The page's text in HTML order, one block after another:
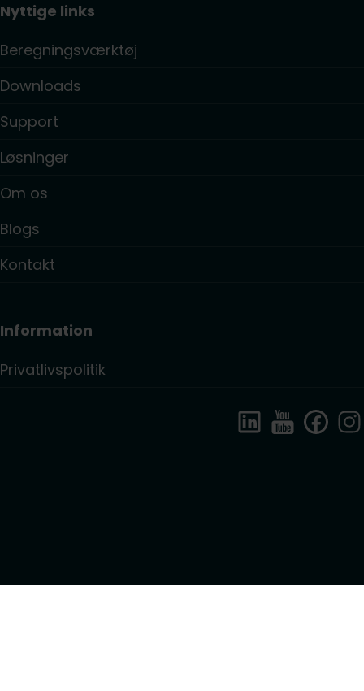
Nyttige links
Beregningsværktøj
Downloads
Support
Løsninger
Om os
Blogs
Kontakt
Information
Privatlivspolitik